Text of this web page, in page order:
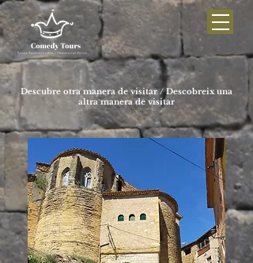
Descubre otra manera de visitar / Descobreix una
altra manera de visitar